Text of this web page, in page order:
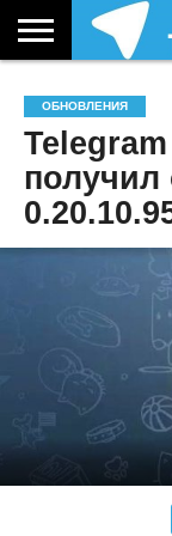
УСЛУГИ
ОБНОВЛЕНИЯ
получил